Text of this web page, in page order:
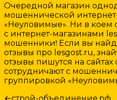
Очередной магазин
мошеннической
«Неуловимые». Ни в коем
с интернет-магазинами
мошенники! Если вы
отзывы про lesgost.ru,
отзывы пишутся на сайтах
сотрудничают с
группировкой
Предыдущая